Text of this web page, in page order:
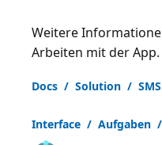
Weitere
Arbeiten mit der App.
Docs / Solution / SMS
Interface / Aufgaben